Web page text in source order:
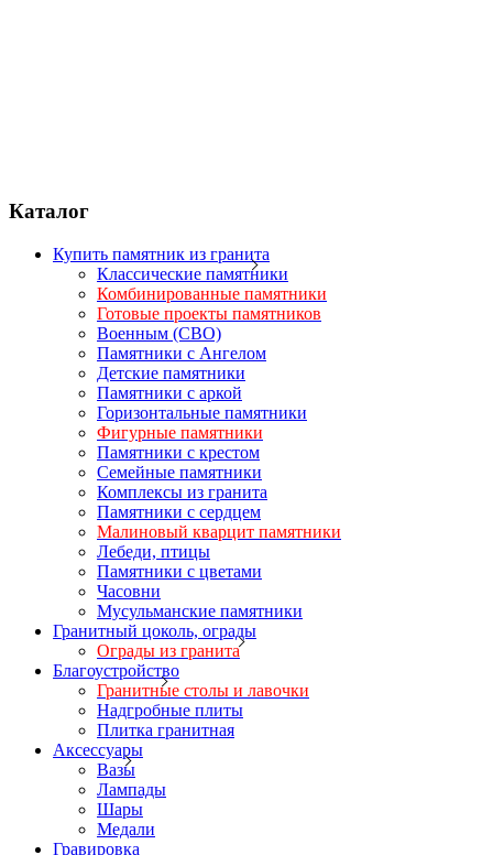
Каталог
Купить памятник из гранита
Классические памятники
Комбинированные памятники
Готовые проекты памятников
Военным (СВО)
Памятники с Ангелом
Детские памятники
Памятники с аркой
Горизонтальные памятники
Фигурные памятники
Памятники с крестом
Семейные памятники
Комплексы из гранита
Памятники с сердцем
Малиновый кварцит памятники
Лебеди, птицы
Памятники с цветами
Часовни
Мусульманские памятники
Гранитный цоколь, ограды
Ограды из гранита
Благоустройство
Гранитные столы и лавочки
Надгробные плиты
Плитка гранитная
Аксессуары
Вазы
Лампады
Шары
Медали
Гравировка